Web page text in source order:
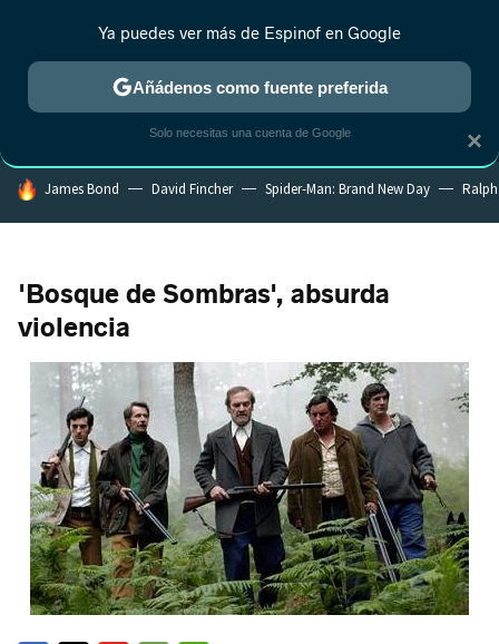
MENÚ NUEVO
ESTRENOS REALITY ANIME RANKINGS CINE
HOY SE HABLA DE
James Bond David Fincher Spider-Man: Brand New Day
'Bosque de Sombras', absurda
violencia
×
Ya puedes ver más de Espinof en Google
Añádenos como fuente preferida
Solo necesitas una cuenta de Google